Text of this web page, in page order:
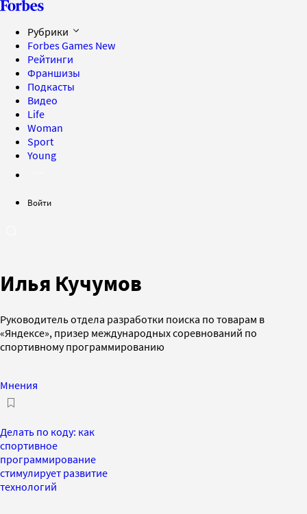
Рубрики
Forbes Games New
Рейтинги
Франшизы
Подкасты
Видео
Life
Woman
Sport
Young
Войти
Илья Кучумов
Руководитель отдела разработки поиска по товарам в
«Яндексе», призер международных соревнований по
спортивному программированию
Мнения
Делать по коду: как
спортивное
программирование
стимулирует развитие
технологий